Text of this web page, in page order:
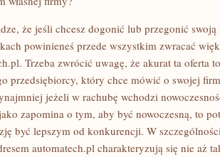
że jeśli chcesz dogonić lub przegonić
powinieneś przede wszystkim zwracać
Trzeba zwrócić uwagę, że akurat ta oferta
przedsiębiorcy, który chce mówić o swojej
jeżeli w rachubę wchodzi
zapomina o tym, aby być nowoczesną, to
być lepszym od konkurencji. W
automatech.pl charakteryzują się nie aż